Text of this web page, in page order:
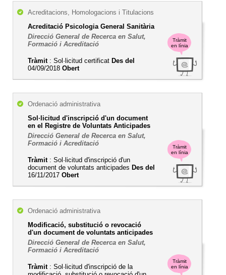
Tràmit
en línia
Acreditacions, Homologacions i Titulacions
Acreditació Psicologia General Sanitària
Direcció General de Recerca en Salut,
Formació i Acreditació
Tràmit: Sol·licitud certificat Des del
04/09/2018 Obert
Tràmit
en línia
Ordenació administrativa
Sol·licitud d'inscripció d'un document
en el Registre de Voluntats Anticipades
Direcció General de Recerca en Salut,
Formació i Acreditació
Tràmit: Sol·licitud d'inscripció d'un
document de voluntats anticipades Des del
16/11/2017 Obert
Tràmit
en línia
Ordenació administrativa
Modificació, substitució o revocació
d'un document de voluntats anticipades
Direcció General de Recerca en Salut,
Formació i Acreditació
Tràmit: Sol·licitud d'inscripció de la